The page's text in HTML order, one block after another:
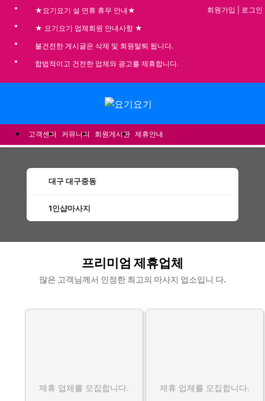
★요기요기 설 연휴 휴무 안내★
★ 요기요기 업체회원 안내사항 ★
불건전한 게시글은 삭제 및 회원탈퇴 됩니다.
합법적이고 건전한 업체와 광고를 제휴합니다.
회원가입 로그인
고객센터 커뮤니티 회원게시판 제휴안내
대구 대구중동
1인샵마사지
프리미엄 제휴업체
많은 고객님께서 인정한 최고의 마사지 업소입니 다.
제휴 업체를 모집합니다. 제휴 업체를 모집합니다.